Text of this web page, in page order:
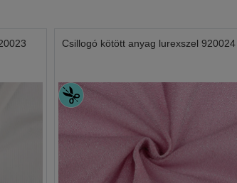
Csillogó kötött anyag lurexszel 920024